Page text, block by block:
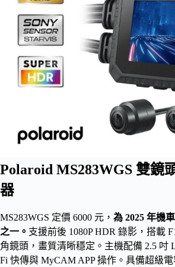
Polaroid MS283WGS 雙鏡
器
MS283WGS 定價 6000 元， 為 2025 年機
之一。 支援前後 1080P HDR 錄影，搭載
角鏡頭，畫質清晰穩定。主機配備 2.5 吋
Fi 快傳與 MyCAM APP 操作。具備超級